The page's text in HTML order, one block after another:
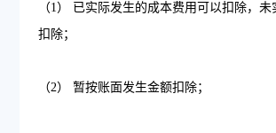
（1） 已实际发生的成本费用可以扣除，
扣除；
（2） 暂按账面发生金额扣除；